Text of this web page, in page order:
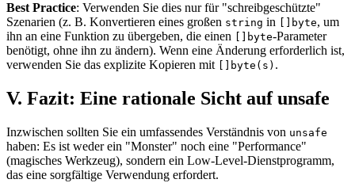
Best Practice: Verwenden Sie dies nur für "schreibgeschützte"
Szenarien (z. B. Konvertieren eines großen string in []byte, um
ihn an eine Funktion zu übergeben, die einen
[]byte-Parameter
benötigt, ohne ihn zu ändern). Wenn eine Änderung erforderlich ist,
verwenden Sie das explizite Kopieren mit
[]byte(s) .
V. Fazit: Eine rationale Sicht auf unsafe
Inzwischen sollten Sie ein umfassendes Verständnis von unsafe
haben: Es ist weder ein "Monster" noch eine "Performance"
(magisches Werkzeug), sondern ein Low-Level-Dienstprogramm,
das eine sorgfältige Verwendung erfordert.